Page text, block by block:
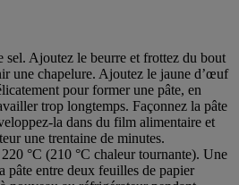
sel. Ajoutez le beurre et frottez du bout
une chapelure. Ajoutez le jaune d’œuf
pour former une pâte, en
trop longtemps. Façonnez la pâte
la dans du film alimentaire et
une trentaine de minutes.
°C (210 °C chaleur tournante). Une
pâte entre deux feuilles de papier